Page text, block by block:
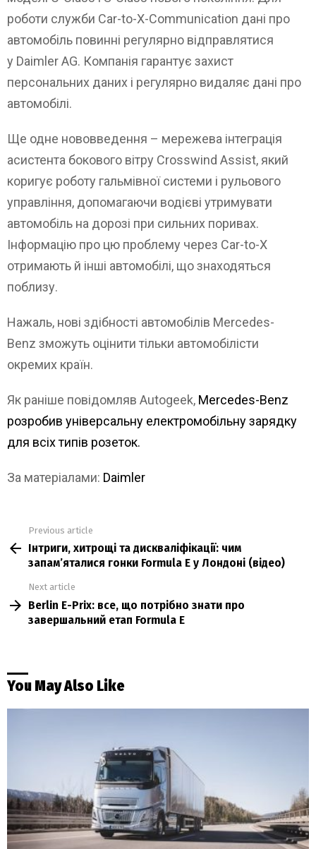
роботи служби Car-to-X-Communication дані про
автомобіль повинні регулярно відправлятися
у Daimler AG. Компанія гарантує захист
персональних даних і регулярно видаляє дані про
автомобілі.
Ще одне нововведення – мережева інтеграція
асистента бокового вітру Crosswind Assist, який
коригує роботу гальмівної системи і рульового
управління, допомагаючи водієві утримувати
автомобіль на дорозі при сильних поривах.
Інформацію про цю проблему через Car-to-X
отримають й інші автомобілі, що знаходяться
поблизу.
Нажаль, нові здібності автомобілів Mercedes-
Benz зможуть оцінити тільки автомобілісти
окремих країн.
Як раніше повідомляв Autogeek, Mercedes-Benz
розробив універсальну електромобільну зарядку
для всіх типів розеток.
За матеріалами: Daimler
more
Previous article
Інтриги, хитрощі та дискваліфікації: чим
запам’яталися гонки Formula E у Лондоні (відео)
Next article
Berlin E-Prix: все, що потрібно знати про
завершальний етап Formula E
You May Also Like